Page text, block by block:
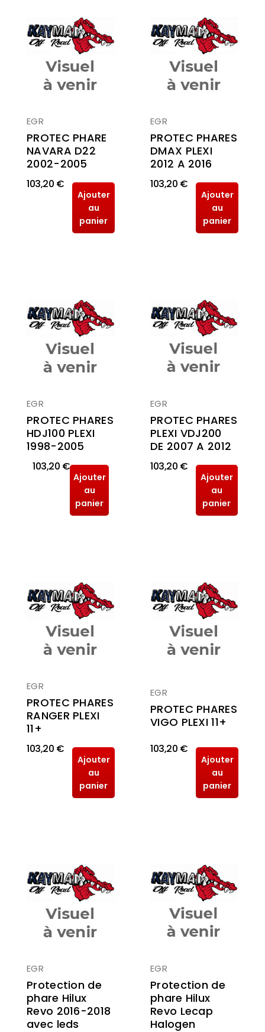
EGR
PROTEC PHARE
NAVARA D22
2002-2005
103,20 €
Ajouter
au
panier
EGR
PROTEC PHARES
DMAX PLEXI
2012 A 2016
103,20 €
Ajouter
au
panier
EGR
PROTEC PHARES
HDJ100 PLEXI
1998-2005
103,20 €
Ajouter
au
panier
EGR
PROTEC PHARES
PLEXI VDJ200
DE 2007 A 2012
103,20 €
Ajouter
au
panier
EGR
PROTEC PHARES
RANGER PLEXI
11+
103,20 €
Ajouter
au
panier
EGR
PROTEC PHARES
VIGO PLEXI 11+
103,20 €
Ajouter
au
panier
EGR
Protection de
phare Hilux
Revo 2016-2018
avec leds
EGR
Protection de
phare Hilux
Revo Lecap
Halogen